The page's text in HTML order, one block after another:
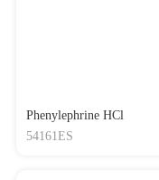
Phenylephrine HCl
54161ES